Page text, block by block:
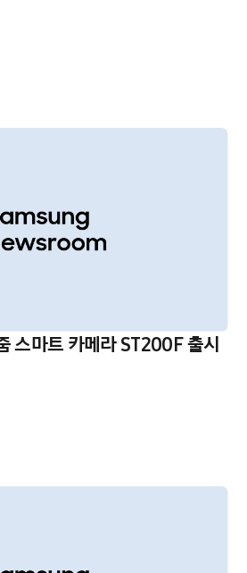
스마트 카메라 ST200F 출시